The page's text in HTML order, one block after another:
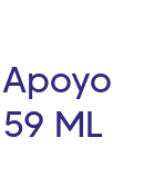
ML